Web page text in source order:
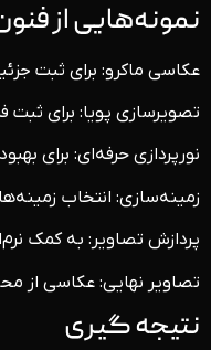
نمونه‌هایی از
عکاسی ماکرو: برای ثبت
تصویرسازی پویا: برای ثبت
نورپردازی حرفه‌ای: برای
زمینه‌سازی: انتخاب
پردازش تصاویر: به کمک
تصاویر نهایی: عکاسی از
نتیجه گیری